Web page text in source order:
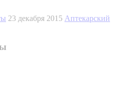
23 декабря 2015 Аптекарский